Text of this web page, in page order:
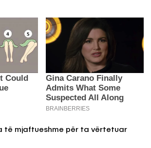
të mjaftueshme për ta vërtetuar